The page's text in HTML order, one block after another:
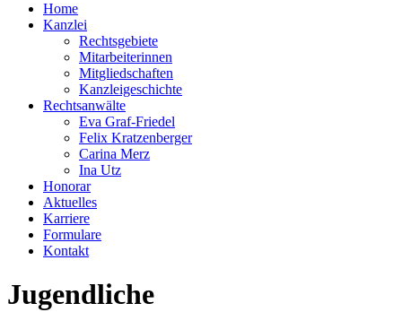
Home
Kanzlei
Rechtsgebiete
Mitarbeiterinnen
Mitgliedschaften
Kanzleigeschichte
Rechtsanwälte
Eva Graf-Friedel
Felix Kratzenberger
Carina Merz
Ina Utz
Honorar
Aktuelles
Karriere
Formulare
Kontakt
Jugendliche